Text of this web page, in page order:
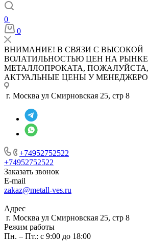
0
0
ВНИМАНИЕ! В СВЯЗИ С ВЫСОКОЙ
ВОЛАТИЛЬНОСТЬЮ ЦЕН НА РЫНКЕ
МЕТАЛЛОПРОКАТА,
АКТУАЛЬНЫЕ ЦЕНЫ У
г. Москва ул Смирновская 25, стр 8
+74952752522
+74952752522
Заказать звонок
E-mail
zakaz@metall-ves.ru
Адрес
г. Москва ул Смирновская 25, стр 8
Режим работы
Пн. – Пт.: с 9:00 до 18:00